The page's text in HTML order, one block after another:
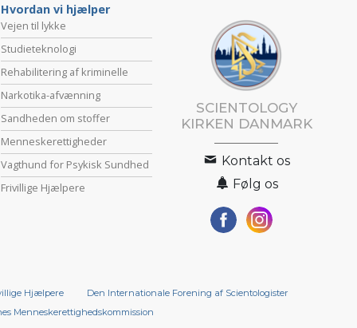
Hvordan vi hjælper
Vejen til lykke
Studieteknologi
Rehabilitering af kriminelle
Narkotika-afvænning
Sandheden om stoffer
Menneske­rettigheder
Vagthund for Psykisk Sundhed
Frivillige Hjælpere
SCIENTOLOGY
KIRKEN DANMARK
Kontakt os
Følg os
Hjælpere
Den Internationale Forening af Scientologister
Menneskerettigheds­kommission